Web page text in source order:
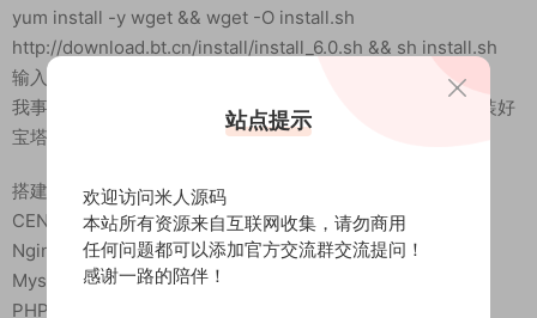
然后进入常用工具分类下载Linux管理工具，并且连接到自己的服
务器。
安装宝塔直接运行命令即可。
yum install -y wget && wget -O install.sh
http://download.bt.cn/install/install_6.0.sh && sh install.sh
输入y回车确认安装
我事先已经安装好了宝塔，这里有单独的宝塔安装教程。安装好
宝塔后我们登录宝塔面板。
站点提示
欢迎访问米人源码
本站所有资源来自互联网收集，请勿商用
任何问题都可以添加官方交流群交流提问！
感谢一路的陪伴！